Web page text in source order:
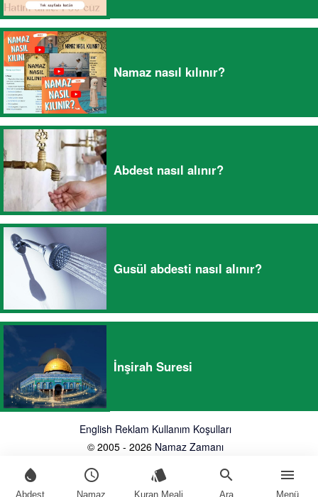
water_drop
Abdest
schedule
Namaz
style
Kuran Meali
search
Ara
menu
Menü
Namaz nasıl kılınır?
Abdest nasıl alınır?
Gusül abdesti nasıl alınır?
İnşirah Suresi
English Reklam Kullanım Koşulları
© 2005 - 2026 Namaz Zamanı